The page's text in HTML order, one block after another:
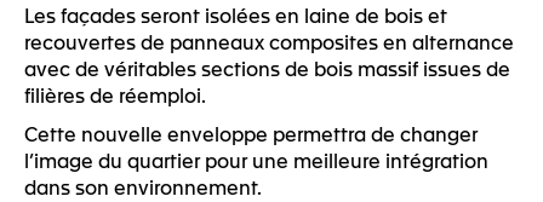
Les façades seront isolées en laine de bois et
recouvertes de panneaux composites en alternance
avec de véritables sections de bois massif issues de
filières de réemploi.
Cette nouvelle enveloppe permettra de changer
l’image du quartier pour une meilleure intégration
dans son environnement.